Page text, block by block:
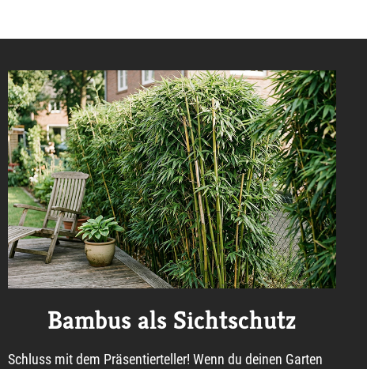
Bambus als Sichtschutz
Schluss mit dem Präsentierteller! Wenn du deinen Garten